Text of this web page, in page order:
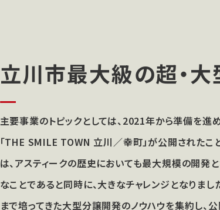
立川市最大級の超・
主要事業のトピックとしては、2021年から準備を
「THE SMILE TOWN 立川／幸町」が公開されたこ
は、アスティークの歴史においても最大規模の開発
なことであると同時に、大きなチャレンジとなりま
まで培ってきた大型分譲開発のノウハウを集約し、